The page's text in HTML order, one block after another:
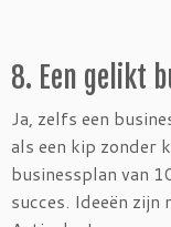
8. Een gelikt
Ja, zelfs een
als een kip zonder
businessplan van
succes. Ideeën zijn